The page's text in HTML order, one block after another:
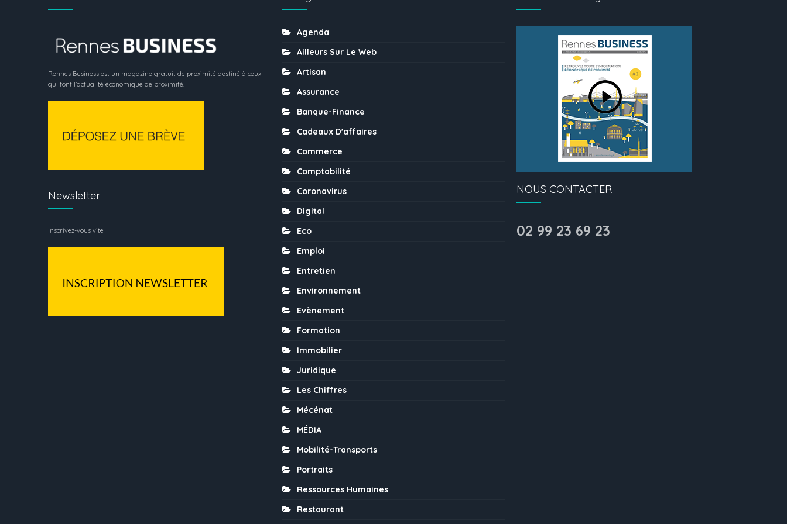
Rennes Business est un magazine gratuit de proximité destiné à ceux
qui font l’actualité économique de proximité.
Newsletter
Inscrivez-vous vite
Agenda
Ailleurs Sur Le Web
Artisan
Assurance
Banque-Finance
Cadeaux D'affaires
Commerce
Comptabilité
Coronavirus
Digital
Eco
Emploi
Entretien
Environnement
Evènement
Formation
Immobilier
Juridique
Les Chiffres
Mécénat
MÉDIA
Mobilité-Transports
Portraits
Ressources Humaines
Restaurant
NOUS CONTACTER
02 99 23 69 23